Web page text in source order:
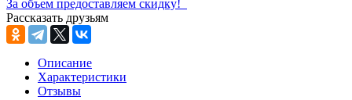
За объем предоставляем скидку!
Рассказать друзьям
Описание
Характеристики
Отзывы